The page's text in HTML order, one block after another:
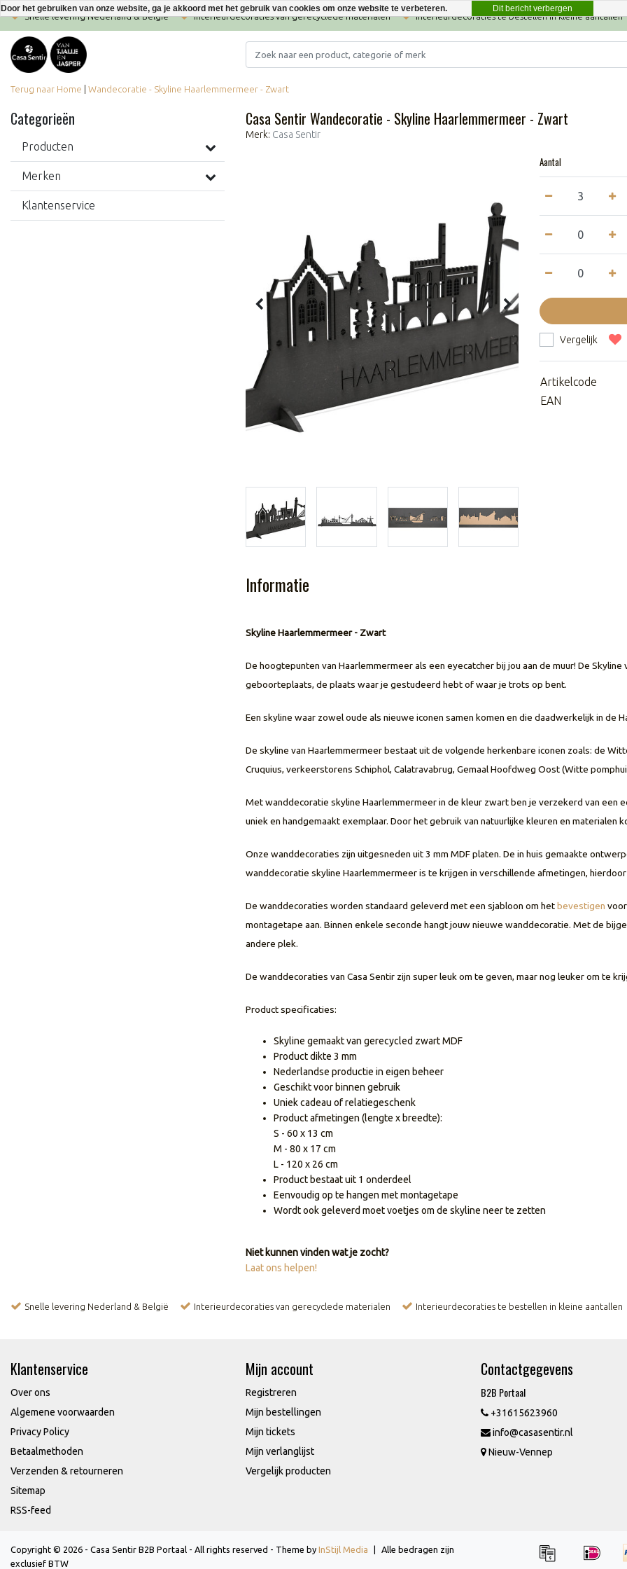
Snelle levering Nederland & België Interieurdecoraties van gerecyclede materialen Interieurdecoraties te bestellen in kleine aantallen
Terug naar Home Wandecoratie - Skyline Haarlemmermeer - Zwart
Categorieën
Producten
Merken
Klantenservice
Casa Sentir Wandecoratie - Skyline Haarlemmermeer - Zwart
Merk: Casa Sentir
Aantal
Vergelijk
Artikelcode
EAN
Informatie
Skyline Haarlemmermeer - Zwart
De hoogtepunten van Haarlemmermeer als een eyecatcher bij jou aan de muur! De
geboorteplaats, de plaats waar je gestudeerd hebt of waar je trots op bent.
Een skyline waar zowel oude als nieuwe iconen samen komen en die daadwerkelijk in de
De skyline van Haarlemmermeer bestaat uit de volgende herkenbare iconen zoals: de
Cruquius, verkeerstorens Schiphol, Calatravabrug, Gemaal Hoofdweg Oost (Witte
Met wanddecoratie skyline Haarlemmermeer in de kleur zwart ben je verzekerd van een
uniek en handgemaakt exemplaar. Door het gebruik van natuurlijke kleuren en
Onze wanddecoraties zijn uitgesneden uit 3 mm MDF platen. De in huis gemaakte
wanddecoratie skyline Haarlemmermeer is te krijgen in verschillende afmetingen,
De wanddecoraties worden standaard geleverd met een sjabloon om hetbevestigen
montagetape aan. Binnen enkele seconde hangt jouw nieuwe wanddecoratie. Met de
andere plek.
De wanddecoraties van Casa Sentir zijn super leuk om te geven, maar nog leuker om te
Product specificaties:
Skyline gemaakt van gerecycled zwart MDF
Product dikte 3 mm
Nederlandse productie in eigen beheer
Geschikt voor binnen gebruik
Uniek cadeau of relatiegeschenk
Product afmetingen (lengte x breedte):
S - 60 x 13 cm
M - 80 x 17 cm
L - 120 x 26 cm
Product bestaat uit 1 onderdeel
Eenvoudig op te hangen met montagetape
Wordt ook geleverd moet voetjes om de skyline neer te zetten
Niet kunnen vinden wat je zocht?
Laat ons helpen!
Snelle levering Nederland & België Interieurdecoraties van gerecyclede materialen Interieurdecoraties te bestellen in kleine aantallen
Klantenservice
Over ons
Algemene voorwaarden
Privacy Policy
Betaalmethoden
Verzenden & retourneren
Sitemap
RSS-feed
Mijn account
Registreren
Mijn bestellingen
Mijn tickets
Mijn verlanglijst
Vergelijk producten
Contactgegevens
B2B Portaal
+31615623960
info@casasentir.nl
Nieuw-Vennep
Copyright © 2026 - Casa Sentir B2B Portaal - All rights reserved - Theme by InStijl Media
Alle bedragen zijn
exclusief BTW
Door het gebruiken van onze website, ga je akkoord met het gebruik van cookies om onze website te verbeteren. Dit bericht verbergen